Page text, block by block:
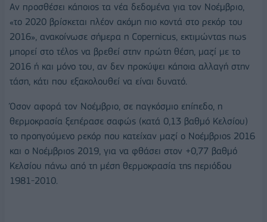
Αν προσθέσει κάποιος τα νέα δεδομένα για τον Νοέμβριο,
«το 2020 βρίσκεται πλέον ακόμη πιο κοντά στο ρεκόρ του
2016», ανακοίνωσε σήμερα η Copernicus, εκτιμώντας πως
μπορεί στο τέλος να βρεθεί στην πρώτη θέση, μαζί με το
2016 ή και μόνο του, αν δεν προκύψει κάποια αλλαγή στην
τάση, κάτι που εξακολουθεί να είναι δυνατό.
Όσον αφορά τον Νοέμβριο, σε παγκόσμιο επίπεδο, η
θερμοκρασία ξεπέρασε σαφώς (κατά 0,13 βαθμό Κελσίου)
το προηγούμενο ρεκόρ που κατείχαν μαζί ο Νοέμβριος 2016
και ο Νοέμβριος 2019, για να φθάσει στον +0,77 βαθμό
Κελσίου πάνω από τη μέση θερμοκρασία της περιόδου
1981-2010.